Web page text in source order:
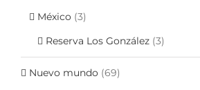
México (3)
Reserva Los González (3)
Nuevo mundo (69)